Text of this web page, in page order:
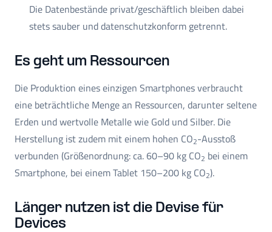
Die Datenbestände privat/geschäftlich bleiben dabei
stets sauber und datenschutzkonform getrennt.
Es geht um Ressourcen
Die Produktion eines einzigen Smartphones verbraucht
eine beträchtliche Menge an Ressourcen, darunter seltene
Erden und wertvolle Metalle wie Gold und Silber. Die
Herstellung ist zudem mit einem hohen CO2-Ausstoß
verbunden (Größenordnung: ca. 60–90 kg CO2 bei einem
Smartphone, bei einem Tablet 150–200 kg CO2).
Länger nutzen ist die Devise für
Devices